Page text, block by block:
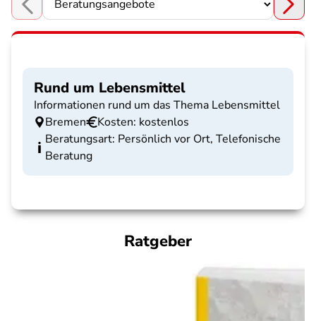
Choose a section
Rund um Lebensmittel
Informationen rund um das Thema Lebensmittel
Bremen
Kosten: kostenlos
Beratungsart: Persönlich vor Ort, Telefonische
Beratung
Ratgeber